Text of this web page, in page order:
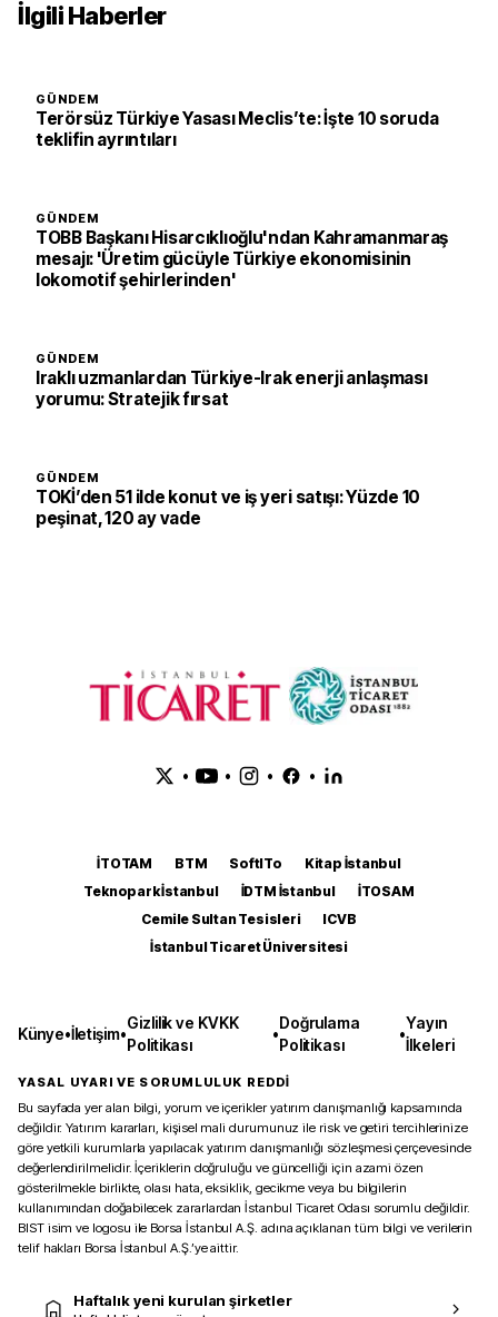
İlgili Haberler
GÜNDEM
Terörsüz Türkiye Yasası Meclis’te: İşte 10 soruda
teklifin ayrıntıları
GÜNDEM
TOBB Başkanı Hisarcıklıoğlu'ndan Kahramanmaraş
mesajı: 'Üretim gücüyle Türkiye ekonomisinin
lokomotif şehirlerinden'
GÜNDEM
Iraklı uzmanlardan Türkiye-Irak enerji anlaşması
yorumu: Stratejik fırsat
GÜNDEM
TOKİ’den 51 ilde konut ve iş yeri satışı: Yüzde 10
peşinat, 120 ay vade
• • • •
İTOTAM BTM SoftITo
Kitap İstanbul
Teknopark İstanbul
İDTM İstanbul
İTOSAM
Cemile Sultan Tesisleri
ICVB
İstanbul Ticaret Üniversitesi
Künye•İletişim•
Gizlilik ve KVKK
Politikası
•
Doğrulama
Politikası
•
Yayın
İlkeleri
YASAL UYARI VE SORUMLULUK REDDİ
Bu sayfada yer alan bilgi, yorum ve içerikler yatırım danışmanlığı kapsamında
değildir. Yatırım kararları, kişisel mali durumunuz ile risk ve getiri tercihlerinize
göre yetkili kurumlarla yapılacak yatırım danışmanlığı sözleşmesi çerçevesinde
değerlendirilmelidir. İçeriklerin doğruluğu ve güncelliği için azami özen
gösterilmekle birlikte, olası hata, eksiklik, gecikme veya bu bilgilerin
kullanımından doğabilecek zararlardan İstanbul Ticaret Odası sorumlu değildir.
BIST isim ve logosu ile Borsa İstanbul A.Ş. adına açıklanan tüm bilgi ve verilerin
telif hakları Borsa İstanbul A.Ş.’ye aittir.
Haftalık yeni kurulan şirketler